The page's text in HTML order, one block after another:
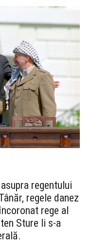
regentului
regele danez
rege al
Sture li s-a